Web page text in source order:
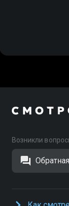
Возникли